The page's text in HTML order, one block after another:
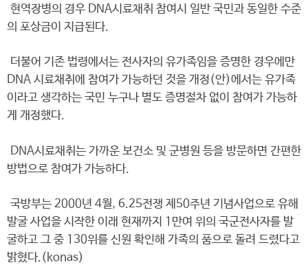
현역장병의 경우 DNA시료채취 참여시 일반 국민과 동일한 수준
의 포상금이 지급된다.
더불어 기존 법령에서는 전사자의 유가족임을 증명한 경우에만
DNA 시료채취에 참여가 가능하던 것을 개정(안)에서는 유가족
이라고 생각하는 국민 누구나 별도 증명절차 없이 참여가 가능하
게 개정했다.
DNA시료채취는 가까운 보건소 및 군병원 등을 방문하면 간편한
방법으로 참여가 가능하다.
국방부는 2000년 4월, 6.25전쟁 제50주년 기념사업으로 유해
발굴 사업을 시작한 이래 현재까지 1만여 위의 국군전사자를 발
굴하고 그 중 130위를 신원 확인해 가족의 품으로 돌려 드렸다고
밝혔다.(konas)